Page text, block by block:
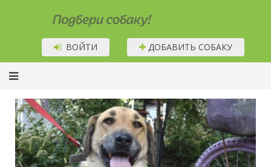
Подбери собаку!
ВОЙТИ ДОБАВИТЬ СОБАКУ